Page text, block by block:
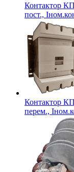
Контактор
пост.,
Контактор
перем.,